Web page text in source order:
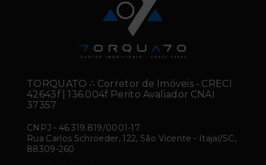
TORQUATO ∴ Corretor de Imóveis - CRECI
42643f | 136.004f Perito Avaliador CNAI
37357
CNPJ - 46.319.819/0001-17
Rua Carlos Schroeder, 122, São Vicente - Itajaí/SC,
88309-260